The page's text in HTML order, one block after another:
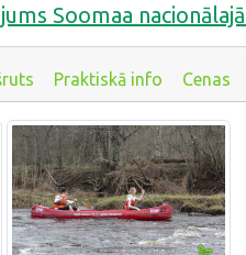
Soomaa
Praktiskā info Cenas